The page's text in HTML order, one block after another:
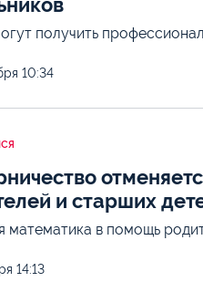
получить
10:34
и старших
математика в помощь
14:13